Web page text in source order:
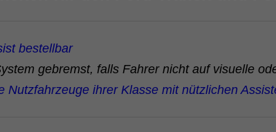
bestellbar
gebremst, falls Fahrer nicht auf visuelle
Nutzfahrzeuge ihrer Klasse mit nützlichen